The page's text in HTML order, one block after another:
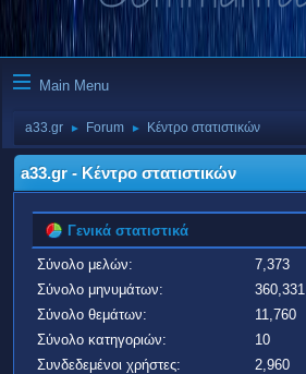
Main Menu
a33.gr ► Forum ► Κέντρο στατιστικών
a33.gr - Κέντρο στατιστικών
Γενικά στατιστικά
Σύνολο μελών:
7,373
Σύνολο μηνυμάτων:
360,331
Σύνολο θεμάτων:
11,760
Σύνολο κατηγοριών:
10
Συνδεδεμένοι χρήστες:
2,960